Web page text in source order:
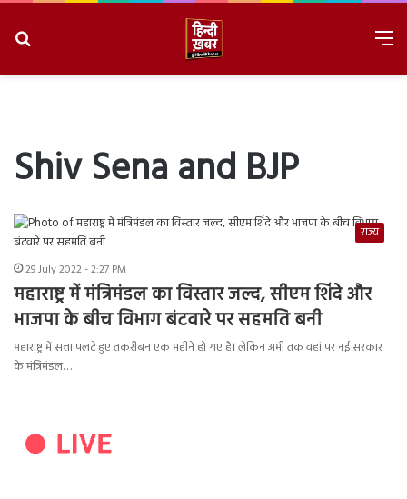
Shiv Sena and BJP
राज्य
29 July 2022 - 2:27 PM
महाराष्ट्र में मंत्रिमंडल का विस्तार जल्द, सीएम शिंदे और
भाजपा के बीच विभाग बंटवारे पर सहमति बनी
महाराष्ट्र में सत्ता पलटे हुए तकरीबन एक महीने हो गए है। लेकिन अभी तक वहां पर नई सरकार
के मंत्रिमंडल…